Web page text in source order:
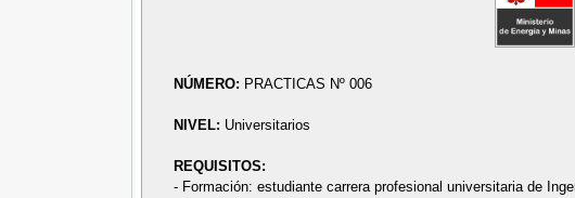
NÚMERO: PRACTICAS Nº 006
NIVEL: Universitarios
REQUISITOS:
- Formación: estudiante carrera profesional universitaria de